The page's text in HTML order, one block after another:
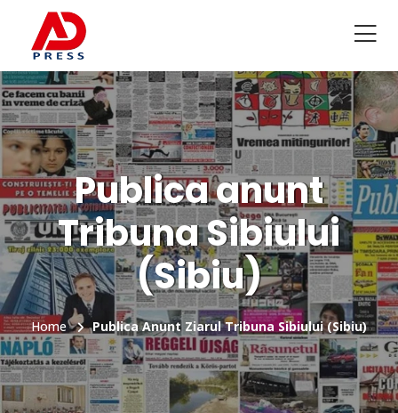
Publica anunt
Tribuna Sibiului
(Sibiu)
Home Publica Anunt Ziarul Tribuna Sibiului (Sibiu)